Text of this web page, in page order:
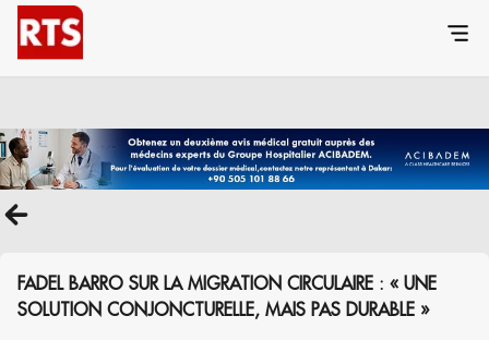
FADEL BARRO SUR LA MIGRATION CIRCULAIRE : « UNE
SOLUTION CONJONCTURELLE, MAIS PAS DURABLE »